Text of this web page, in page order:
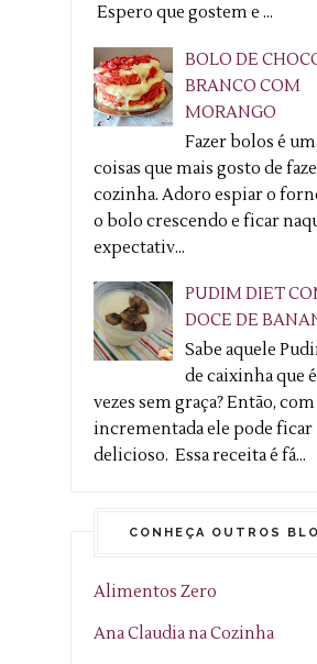
Espero que gostem e ...
BOLO DE
BRANCO COM
MORANGO
Fazer bolos é
coisas que mais gosto de
cozinha. Adoro espiar o
o bolo crescendo e ficar
expectativ...
PUDIM DIET
DOCE DE
Sabe aquele
de caixinha que
vezes sem graça? Então,
incrementada ele pode ficar
delicioso. Essa receita é fá...
CONHEÇA OUTROS
Alimentos Zero
Ana Claudia na Cozinha